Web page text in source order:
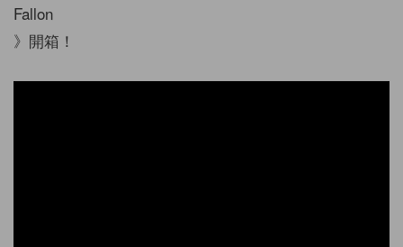
Fallon
》開箱！